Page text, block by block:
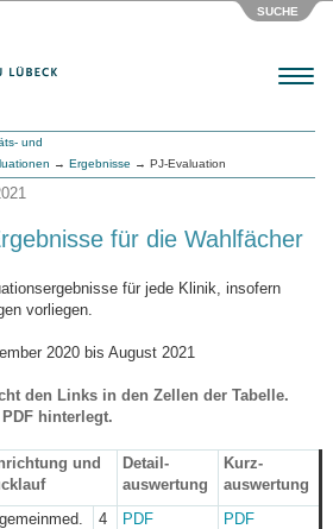
SUCHE
Menu
und
→ Ergebnisse → PJ-Evaluation
für die Wahlfächer
für jede Klinik, insofern
vorliegen.
2020 bis August 2021
den Links in den Zellen der Tabelle.
hinterlegt.
und
Detail-
auswertung
Kurz-
auswertung
4 PDF PDF